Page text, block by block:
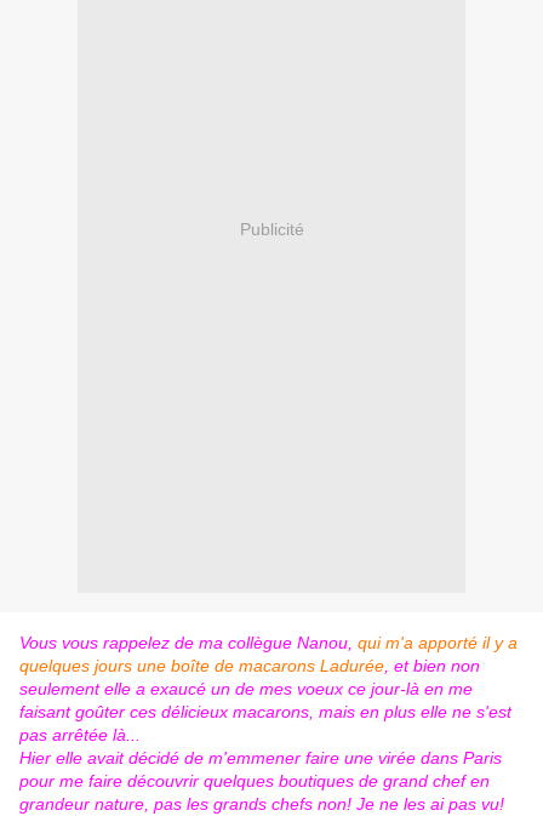
Publicité
Vous vous rappelez de ma collègue Nanou, qui m'a apporté il y a
quelques jours une boîte de macarons Ladurée , et bien non
seulement elle a exaucé un de mes voeux ce jour-là en me
faisant goûter ces délicieux macarons, mais en plus elle ne s'est
pas arrêtée là...
Hier elle avait décidé de m'emmener faire une virée dans Paris
pour me faire découvrir quelques boutiques de grand chef en
grandeur nature, pas les grands chefs non! Je ne les ai pas vu!